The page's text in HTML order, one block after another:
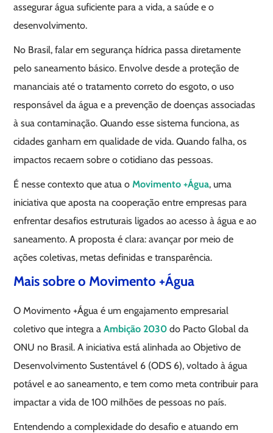
assegurar água suficiente para a vida, a saúde e o
desenvolvimento.
No Brasil, falar em segurança hídrica passa diretamente
pelo saneamento básico. Envolve desde a proteção de
mananciais até o tratamento correto do esgoto, o uso
responsável da água e a prevenção de doenças associadas
à sua contaminação. Quando esse sistema funciona, as
cidades ganham em qualidade de vida. Quando falha, os
impactos recaem sobre o cotidiano das pessoas.
É nesse contexto que atua o Movimento +Água, uma
iniciativa que aposta na cooperação entre empresas para
enfrentar desafios estruturais ligados ao acesso à água e ao
saneamento. A proposta é clara: avançar por meio de
ações coletivas, metas definidas e transparência.
Mais sobre o Movimento +Água
O Movimento +Água é um engajamento empresarial
coletivo que integra aAmbição 2030 do Pacto Global da
ONU no Brasil. A iniciativa está alinhada ao Objetivo de
Desenvolvimento Sustentável 6 (ODS 6), voltado à água
potável e ao saneamento, e tem como meta contribuir para
impactar a vida de 100 milhões de pessoas no país.
Entendendo a complexidade do desafio e atuando em